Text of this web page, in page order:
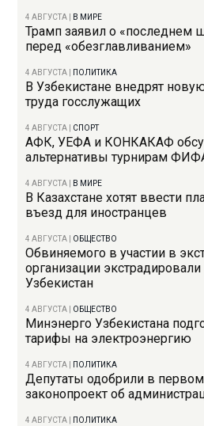
4 АВГУСТА В МИРЕ
Трамп заявил о «последнем
перед «обезглавливанием»
4 АВГУСТА ПОЛИТИКА
В Узбекистане внедрят
труда госслужащих
4 АВГУСТА СПОРТ
АФК, УЕФА и КОНКАКАФ
альтернативы турнирам
4 АВГУСТА В МИРЕ
В Казахстане хотят ввести
въезд для иностранцев
4 АВГУСТА ОБЩЕСТВО
Обвиняемого в участии в
организации
Узбекистан
4 АВГУСТА ОБЩЕСТВО
Минэнерго Узбекистана
тарифы на электроэнергию
4 АВГУСТА ПОЛИТИКА
Депутаты одобрили в первом
законопроект об
4 АВГУСТА ПОЛИТИКА